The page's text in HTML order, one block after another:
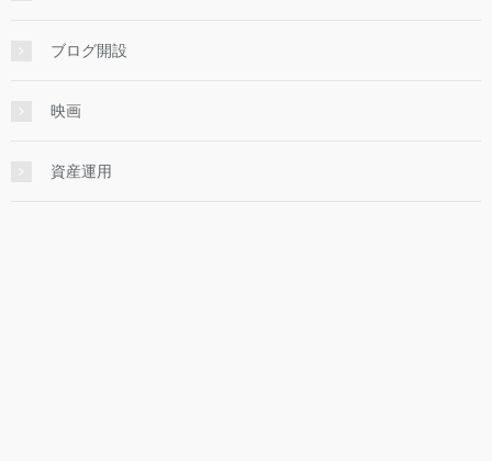
ブログ開設
映画
資産運用